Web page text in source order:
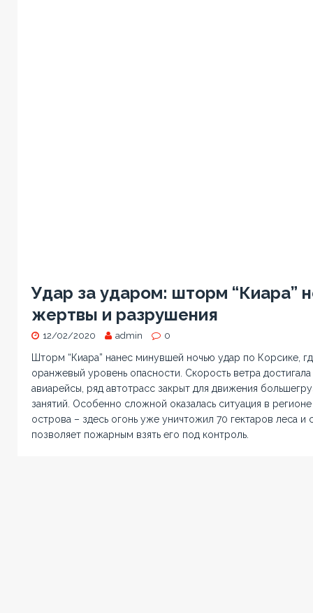
Удар за ударом: шторм “Киара”
жертвы и разрушения
12/02/2020 admin 0
Шторм “Киара” нанес минувшей ночью удар по Корсике,
оранжевый уровень опасности. Скорость ветра
авиарейсы, ряд автотрасс закрыт для движения
занятий. Особенно сложной оказалась ситуация в
острова – здесь огонь уже уничтожил 70 гектаров леса
позволяет пожарным взять его под контроль.